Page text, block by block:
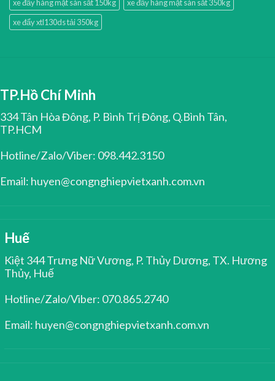
xe đẩy hàng mặt sàn sắt 150kg
xe đẩy hàng mặt sàn sắt 350kg
xe đẩy xtl130ds tải 350kg
TP.Hồ Chí Minh
334 Tân Hòa Đông, P. Bình Trị Đông, Q.Bình Tân,
TP.HCM
Hotline/Zalo/Viber: 098.442.3150
Email: huyen@congnghiepvietxanh.com.vn
Huế
Kiệt 344 Trưng Nữ Vương, P. Thủy Dương, TX. Hương
Thủy, Huế
Hotline/Zalo/Viber: 070.865.2740
Email: huyen@congnghiepvietxanh.com.vn